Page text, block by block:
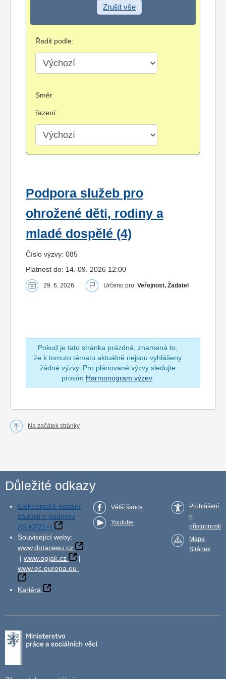
Zrušit vše
Řadit podle:
Směr
řazení:
Podpora služeb pro
ohrožené děti, rodiny a
mladé dospělé (4)
Číslo výzvy: 085
Platnost do: 14. 09. 2026 12:00
29. 6. 2026 Určeno pro: Veřejnost, Žadatel
Pokud je tato stránka prázdná, znamená to,
že k tomuto tématu aktuálně nejsou vyhlášeny
žádné výzvy. Pro plánované výzvy sledujte
prosím Harmonogram výzev.
Na začátek stránky
Důležité odkazy
Elektronické podání
žádosti o podporu
(IS KP21+)
Související weby:
www.dotaceeu.cz
| www.opjak.cz
|
www.ec.europa.eu
Kariéra
Větší šance
Youtube
Prohlášení
o
přístupnosti
Mapa
Stránek